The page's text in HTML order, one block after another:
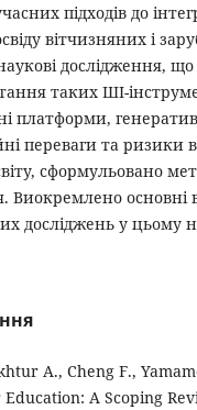
підходів до
вітчизняних і
дослідження,
таких ШІ-
платформи,
переваги та ризики
сформульовано
Виокремлено
досліджень у цьому
A., Cheng F.,
A Scoping